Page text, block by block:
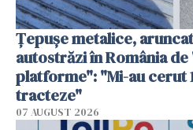
Țepușe metalice,
autostrăzi în România
platforme": "Mi-au cerut
tracteze"
07 AUGUST 2026